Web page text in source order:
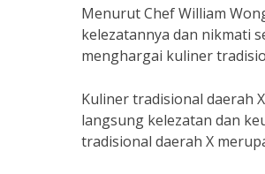
Menurut Chef William
kelezatannya dan nikmati
menghargai kuliner
Kuliner tradisional daerah
langsung kelezatan dan
tradisional daerah X